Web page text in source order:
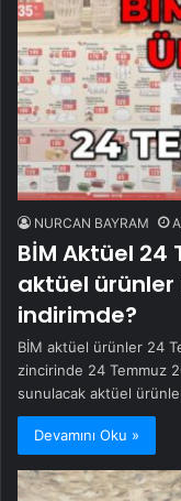
NURCAN BAYRAM
BİM Aktüel 24
aktüel
indirimde?
BİM aktüel ürünler 24
zincirinde 24 Temmuz
sunulacak aktüel
Devamını Oku »